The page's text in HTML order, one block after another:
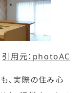
引用元：photoAC
、実際の住み心